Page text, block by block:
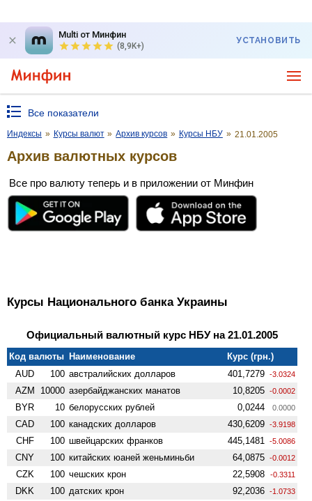
Multi от Минфин
(8,9K+)
УСТАНОВИТЬ
Все показатели
Индексы » Курсы валют » Архив курсов » Курсы НБУ » 21.01.2005
Архив валютных курсов
Все про валюту теперь и в приложении от Минфин
Курсы Национального банка Украины
Официальный валютный курс НБУ на 21.01.2005
Код валюты Наименование
Курс (грн.)
AUD
100 австралийских долларов 401,7279 -3.0324
AZM 10000 азербайджанских манатов 10,8205 -0.0002
BYR 10 белорусских рублей 0,0244 0.0000
CAD 100 канадских долларов 430,6209 -3.9198
CHF 100 швейцарских франков 445,1481 -5.0086
CNY 100 китайских юаней женьминьби 64,0875 -0.0012
CZK 100 чешских крон 22,5908 -0.3311
DKK 100 датских крон 92,2036 -1.0733